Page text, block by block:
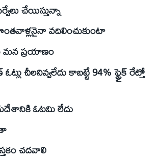
చేయిస్తున్నా
వదిలించుకుంటా
ప్రయాణం
చీలనివ్వలేదు కాబట్టే 94% స్ట్రైక్ రేట్తో
ఓటమి లేదు
చదవాలి